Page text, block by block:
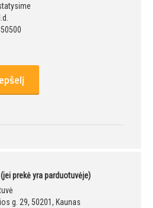
prekė yra parduotuvėje)
g. 29, 50201, Kaunas